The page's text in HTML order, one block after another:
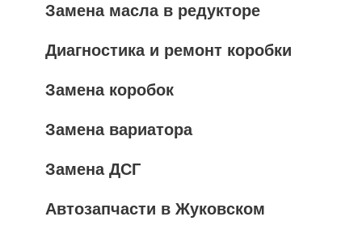
Замена масла в редукторе
Диагностика и ремонт коробки
Замена коробок
Замена вариатора
Замена ДСГ
Автозапчасти в Жуковском